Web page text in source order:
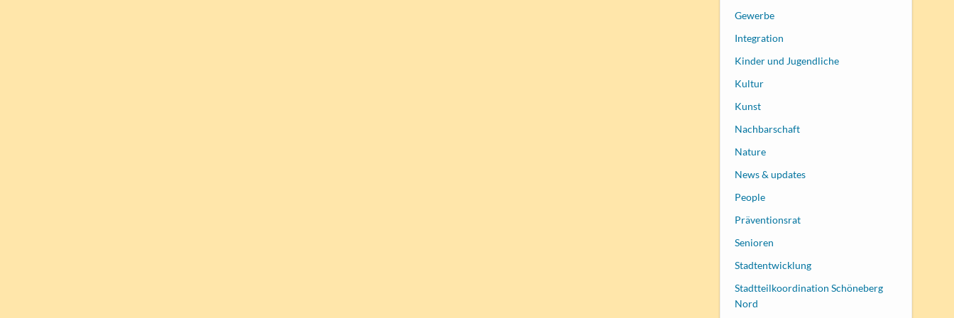
Gewerbe
Integration
Kinder und Jugendliche
Kultur
Kunst
Nachbarschaft
Nature
News & updates
People
Präventionsrat
Senioren
Stadtentwicklung
Stadtteilkoordination Schöneberg
Nord